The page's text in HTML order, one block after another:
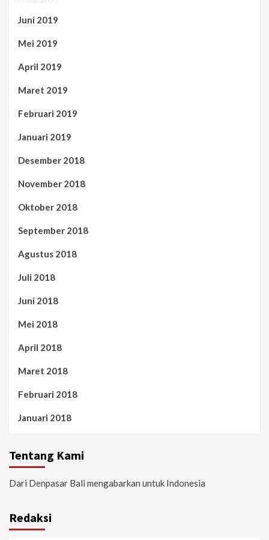
Juni 2019
Mei 2019
April 2019
Maret 2019
Februari 2019
Januari 2019
Desember 2018
November 2018
Oktober 2018
September 2018
Agustus 2018
Juli 2018
Juni 2018
Mei 2018
April 2018
Maret 2018
Februari 2018
Januari 2018
Tentang Kami
Dari Denpasar Bali mengabarkan untuk Indonesia
Redaksi